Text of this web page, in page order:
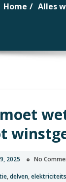
Home Alles
2025 No
,delven,